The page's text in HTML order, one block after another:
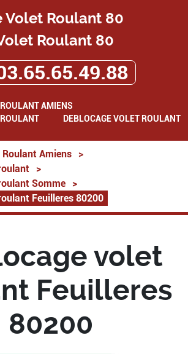
Roulant 80
AMIENS
DEBLOCAGE VOLET ROULANT
Amiens
>
>
Somme
>
Feuilleres 80200
volet
Feuilleres
80200